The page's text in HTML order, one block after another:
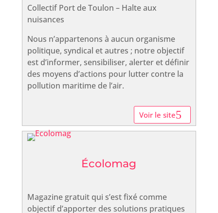
Collectif Port de Toulon – Halte aux
nuisances
Nous n’appartenons à aucun organisme
politique, syndical et autres ; notre objectif
est d’informer, sensibiliser, alerter et définir
des moyens d’actions pour lutter contre la
pollution maritime de l’air.
Voir le site
Écolomag
Magazine gratuit qui s’est fixé comme
objectif d’apporter des solutions pratiques